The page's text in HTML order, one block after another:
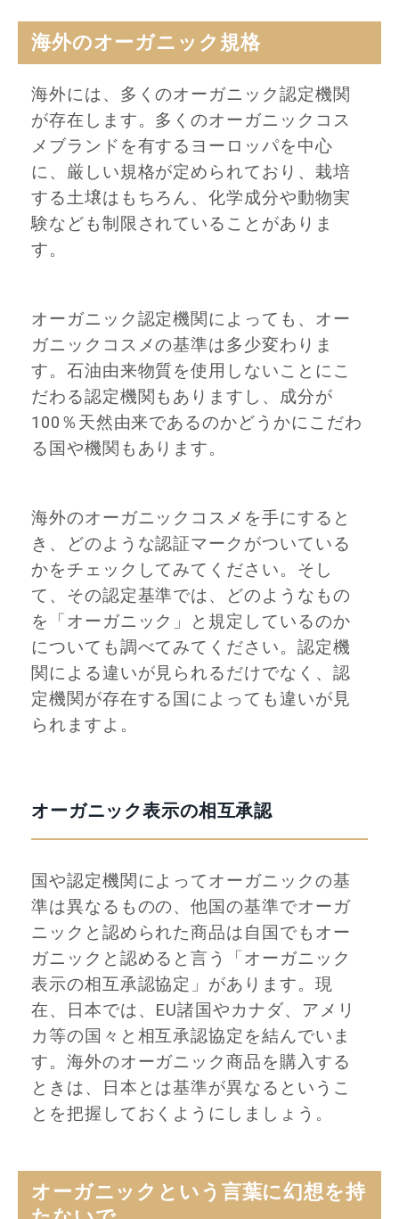
海外のオーガニック規格
海外には、多くのオーガニック認定機関
が存在します。多くのオーガニックコス
メブランドを有するヨーロッパを中心
に、厳しい規格が定められており、栽培
する土壌はもちろん、化学成分や動物実
験なども制限されていることがありま
す。
オーガニック認定機関によっても、オー
ガニックコスメの基準は多少変わりま
す。石油由来物質を使用しないことにこ
だわる認定機関もありますし、成分が
100％天然由来であるのかどうかにこだわ
る国や機関もあります。
海外のオーガニックコスメを手にすると
き、どのような認証マークがついている
かをチェックしてみてください。そし
て、その認定基準では、どのようなもの
を「オーガニック」と規定しているのか
についても調べてみてください。認定機
関による違いが見られるだけでなく、認
定機関が存在する国によっても違いが見
られますよ。
オーガニック表示の相互承認
国や認定機関によってオーガニックの基
準は異なるものの、他国の基準でオーガ
ニックと認められた商品は自国でもオー
ガニックと認めると言う「オーガニック
表示の相互承認協定」があります。現
在、日本では、EU諸国やカナダ、アメリ
カ等の国々と相互承認協定を結んでいま
す。海外のオーガニック商品を購入する
ときは、日本とは基準が異なるというこ
とを把握しておくようにしましょう。
オーガニックという言葉に幻想を持